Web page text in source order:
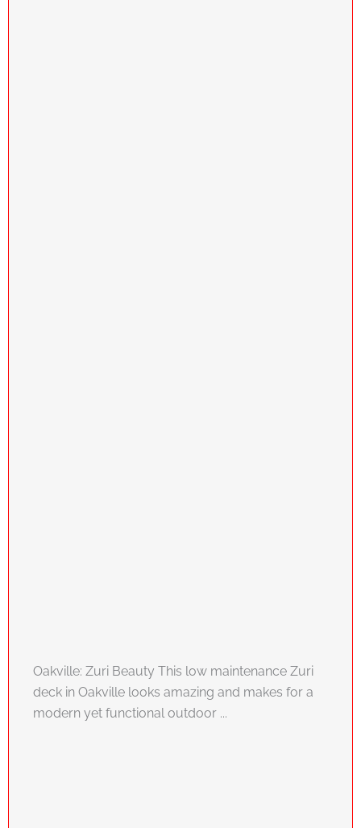
Oakville: Zuri Beauty This low maintenance Zuri
deck in Oakville looks amazing and makes for a
modern yet functional outdoor ...